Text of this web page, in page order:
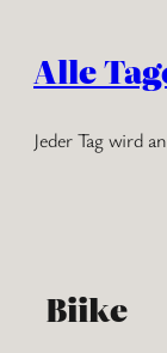
Inhalt
springen
Alle
Jeder Tag wird
Biike